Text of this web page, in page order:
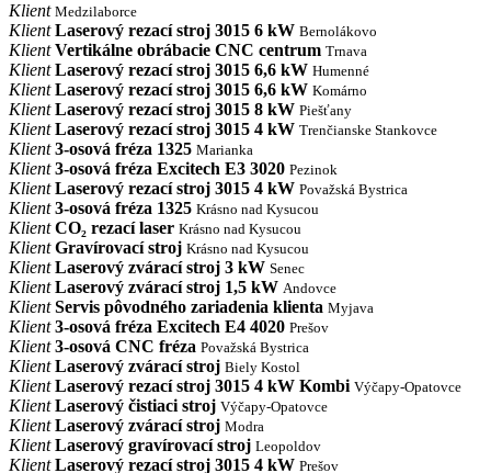
Klient Medzilaborce
Klient Laserový rezací stroj 3015 6 kW Bernolákovo
Klient Vertikálne obrábacie CNC centrum Trnava
Klient Laserový rezací stroj 3015 6,6 kW Humenné
Klient Laserový rezací stroj 3015 6,6 kW Komárno
Klient Laserový rezací stroj 3015 8 kW Piešťany
Klient Laserový rezací stroj 3015 4 kW Trenčianske Stankovce
Klient 3-osová fréza 1325 Marianka
Klient 3-osová fréza Excitech E3 3020 Pezinok
Klient Laserový rezací stroj 3015 4 kW Považská Bystrica
Klient 3-osová fréza 1325 Krásno nad Kysucou
Klient CO₂ rezací laser Krásno nad Kysucou
Klient Gravírovací stroj Krásno nad Kysucou
Klient Laserový zvárací stroj 3 kW Senec
Klient Laserový zvárací stroj 1,5 kW Andovce
Klient Servis pôvodného zariadenia klienta Myjava
Klient 3-osová fréza Excitech E4 4020 Prešov
Klient 3-osová CNC fréza Považská Bystrica
Klient Laserový zvárací stroj Biely Kostol
Klient Laserový rezací stroj 3015 4 kW Kombi Výčapy-Opatovce
Klient Laserový čistiaci stroj Výčapy-Opatovce
Klient Laserový zvárací stroj Modra
Klient Laserový gravírovací stroj Leopoldov
Klient Laserový rezací stroj 3015 4 kW Prešov